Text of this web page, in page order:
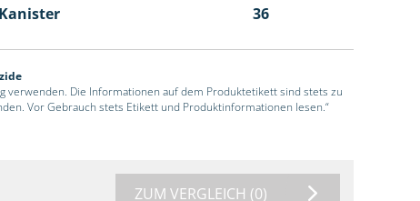
36
verwenden. Die Informationen auf dem Produktetikett sind stets zu
Vor Gebrauch stets Etikett und Produktinformationen lesen.“
ZUM VERGLEICH (0)